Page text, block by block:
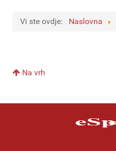
Vi ste ovdje: Naslovna
Na vrh